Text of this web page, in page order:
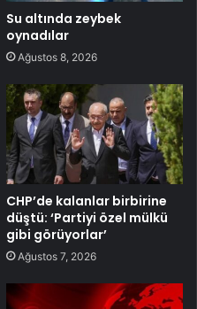
Su altında zeybek
oynadılar
Ağustos 8, 2026
CHP’de kalanlar birbirine
düştü: ‘Partiyi özel mülkü
gibi görüyorlar’
Ağustos 7, 2026